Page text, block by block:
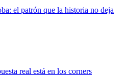
el patrón que la historia no deja
real está en los corners